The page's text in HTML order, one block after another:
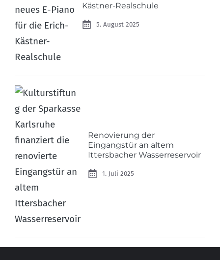
Kästner-Realschule
5. August 2025
Renovierung der
Eingangstür an altem
Ittersbacher Wasserreservoir
1. Juli 2025